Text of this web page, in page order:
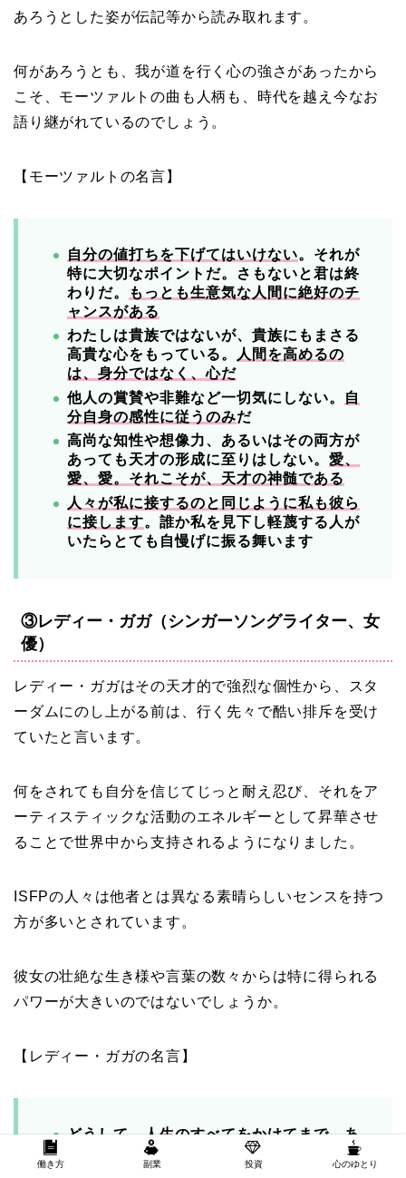
あろうとした姿が伝記等から読み取れます。
何があろうとも、我が道を行く心の強さがあったから
こそ、モーツァルトの曲も人柄も、時代を越え今なお
語り継がれているのでしょう。
【モーツァルトの名言】
自分の値打ちを下げてはいけない。それが
特に大切なポイントだ。さもないと君は終
わりだ。
もっとも生意気な人間に絶好のチ
ャンスがある
わたしは貴族ではないが、貴族にもまさる
高貴な心をもっている。
人間を高めるの
は、身分ではなく、心だ
他人の賞賛や非難など一切気にしない。
自
分自身の感性に従うのみだ
高尚な知性や想像力、あるいはその両方が
あっても天才の形成に至りはしない。 愛、
愛、愛。それこそが、天才の神髄である
人々が私に接するのと同じように私も彼ら
に接します。誰か私を見下し軽蔑する人が
いたらとても自慢げに振る舞います
③レディー・ガガ（シンガーソングライター、女
優）
レディー・ガガはその天才的で強烈な個性から、スタ
ーダムにのし上がる前は、行く先々で酷い排斥を受け
ていたと言います。
何をされても自分を信じてじっと耐え忍び、それをア
ーティスティックな活動のエネルギーとして昇華させ
ることで世界中から支持されるようになりました。
ISFPの人々は他者とは異なる素晴らしいセンスを持つ
方が多いとされています。
彼女の壮絶な生き様や言葉の数々からは特に得られる
パワーが大きいのではないでしょうか。
【レディー・ガガの名言】
どうして、人生のすべてをかけてまで、あ
なたでない誰かになろうとするの？本
当の
自分でいることって何倍も楽しいわよ
働き方 副業 投資 心のゆとり